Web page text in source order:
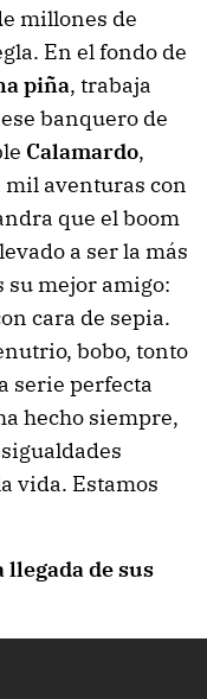
millones de
En el fondo de
piña, trabaja
banquero de
Calamardo,
mil aventuras con
que el boom
a ser la más
mejor amigo:
cara de sepia.
bobo, tonto
serie perfecta
hecho siempre,
vida. Estamos
de sus